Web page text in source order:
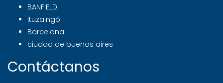
BANFIELD
Ituzaingó
Barcelona
ciudad de buenos aires
Contáctanos